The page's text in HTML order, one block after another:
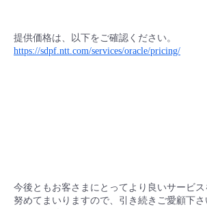
提供価格は、以下をご確認ください。
https://sdpf.ntt.com/services/oracle/pricing/
今後ともお客さまにとってより良いサービ
努めてまいりますので、引き続きご愛顧下